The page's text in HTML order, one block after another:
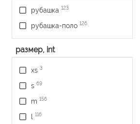
рубашка 123
рубашка-поло 126
размер, int
xs 3
s 69
m 156
l 116